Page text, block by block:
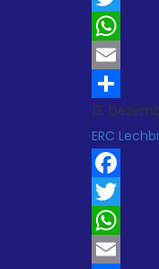
Twitter
WhatsApp
Email
Teilen
13.
ERC
Facebook
Twitter
WhatsApp